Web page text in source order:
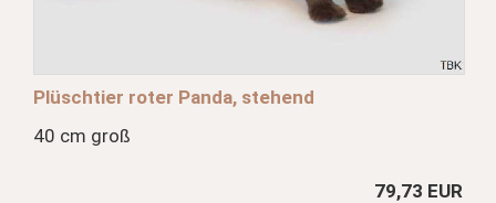
Plüschtier roter Panda, stehend
40 cm groß
79,73 EUR